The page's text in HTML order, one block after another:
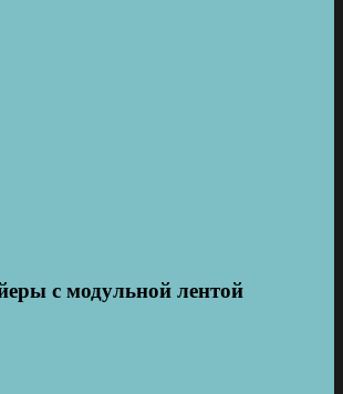
с модульной лентой